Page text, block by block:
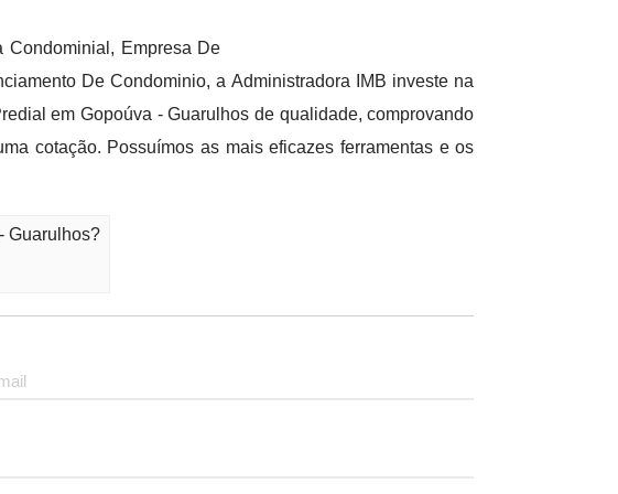
Condominial, Empresa De
De Condominio, a Administradora IMB investe na
em Gopoúva - Guarulhos de qualidade, comprovando
cotação. Possuímos as mais eficazes ferramentas e os
Guarulhos?